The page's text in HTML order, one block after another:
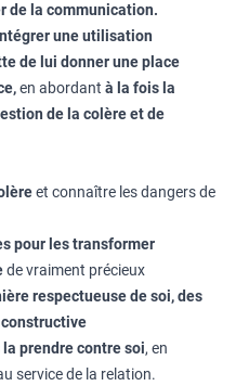
de la communication.
une utilisation
de lui donner une place
en abordant à la fois la
de la colère et de
et connaître les dangers de
pour les transformer
de vraiment précieux
respectueuse de soi, des
prendre contre soi, en
service de la relation.